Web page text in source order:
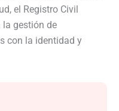
el Registro Civil
la gestión de
con la identidad y